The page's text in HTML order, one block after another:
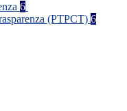
6
(PTPCT) 6